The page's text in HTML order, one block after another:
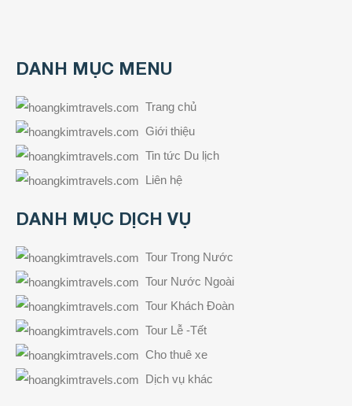
DANH MỤC MENU
Trang chủ
Giới thiệu
Tin tức Du lịch
Liên hệ
DANH MỤC DỊCH VỤ
Tour Trong Nước
Tour Nước Ngoài
Tour Khách Đoàn
Tour Lễ -Tết
Cho thuê xe
Dịch vụ khác